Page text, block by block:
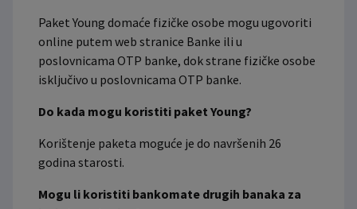
Paket Young domaće fizičke osobe mogu ugovoriti
online putem web stranice Banke ili u
poslovnicama OTP banke, dok strane fizičke osobe
isključivo u poslovnicama OTP banke.
Do kada mogu koristiti paket Young?
Korištenje paketa moguće je do navršenih 26
godina starosti.
Mogu li koristiti bankomate drugih banaka za